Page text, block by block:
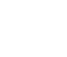
Per